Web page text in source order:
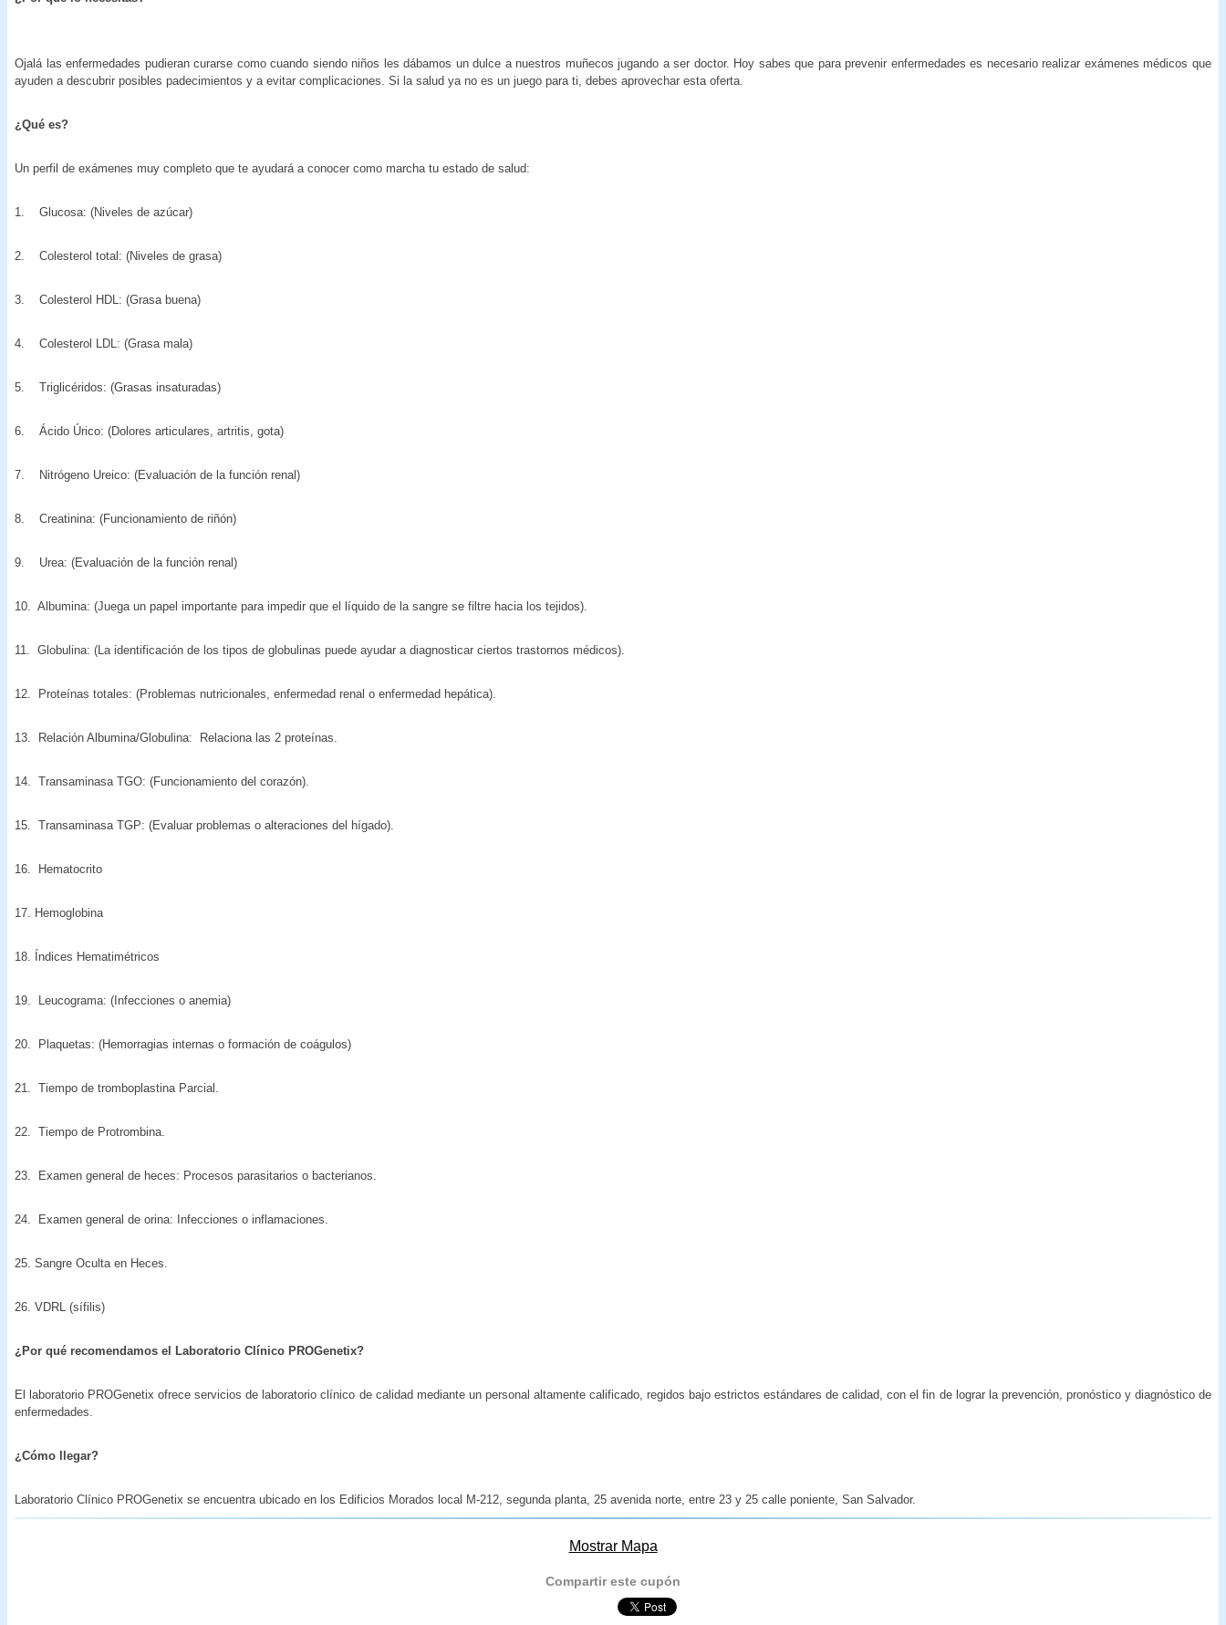
Ojalá las enfermedades pudieran curarse como cuando siendo niños les dábamos un dulce a nuestros muñecos jugando a ser doctor. Hoy sabes que para prevenir enfermedades es necesario realizar exámenes médicos que
ayuden a descubrir posibles padecimientos y a evitar complicaciones. Si la salud ya no es un juego para ti, debes aprovechar esta oferta.
¿Qué es?
Un perfil de exámenes muy completo que te ayudará a conocer como marcha tu estado de salud:
1. Glucosa: (Niveles de azúcar)
2. Colesterol total: (Niveles de grasa)
3. Colesterol HDL: (Grasa buena)
4. Colesterol LDL: (Grasa mala)
5. Triglicéridos: (Grasas insaturadas)
6. Ácido Úrico: (Dolores articulares, artritis, gota)
7. Nitrógeno Ureico: (Evaluación de la función renal)
8. Creatinina: (Funcionamiento de riñón)
9. Urea: (Evaluación de la función renal)
10. Albumina: (Juega un papel importante para impedir que el líquido de la sangre se filtre hacia los tejidos).
11. Globulina: (La identificación de los tipos de globulinas puede ayudar a diagnosticar ciertos trastornos médicos).
12. Proteínas totales: (Problemas nutricionales, enfermedad renal o enfermedad hepática).
13. Relación Albumina/Globulina: Relaciona las 2 proteínas.
14. Transaminasa TGO: (Funcionamiento del corazón).
15. Transaminasa TGP: (Evaluar problemas o alteraciones del hígado).
16. Hematocrito
17. Hemoglobina
18. Índices Hematimétricos
19. Leucograma: (Infecciones o anemia)
20. Plaquetas: (Hemorragias internas o formación de coágulos)
21. Tiempo de tromboplastina Parcial.
22. Tiempo de Protrombina.
23. Examen general de heces: Procesos parasitarios o bacterianos.
24. Examen general de orina: Infecciones o inflamaciones.
25. Sangre Oculta en Heces.
26. VDRL (sífilis)
¿Por qué recomendamos el Laboratorio Clínico PROGenetix?
El laboratorio PROGenetix ofrece servicios de laboratorio clínico de calidad mediante un personal altamente calificado, regidos bajo estrictos estándares de calidad, con el fin de lograr la prevención, pronóstico y diagnóstico de
enfermedades.
¿Cómo llegar?
Laboratorio Clínico PROGenetix se encuentra ubicado en los Edificios Morados local M-212, segunda planta, 25 avenida norte, entre 23 y 25 calle poniente, San Salvador.
Mostrar Mapa
Compartir este cupón